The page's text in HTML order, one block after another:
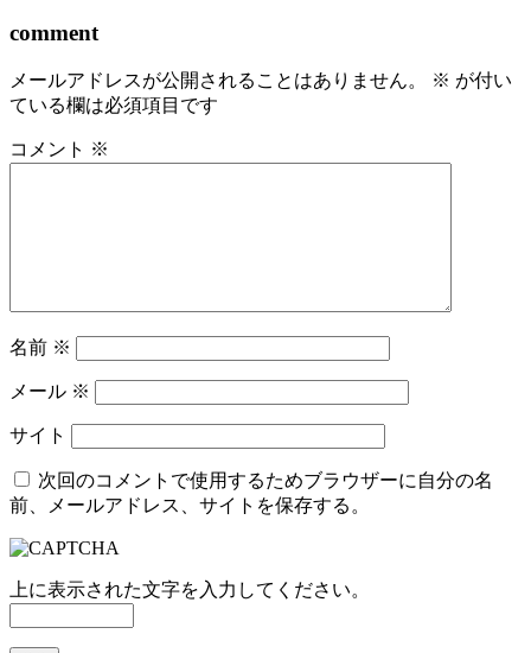
comment
メールアドレスが公開されることはありません。 ※ が付い
ている欄は必須項目です
コメント ※
名前 ※
メール ※
サイト
次回のコメントで使用するためブラウザーに自分の名
前、メールアドレス、サイトを保存する。
上に表示された文字を入力してください。